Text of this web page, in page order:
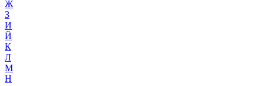
Ж
З
И
Й
К
Л
М
Н